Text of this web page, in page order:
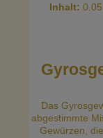
Inhalt:
Das
abgestimmte
Gewürzen,